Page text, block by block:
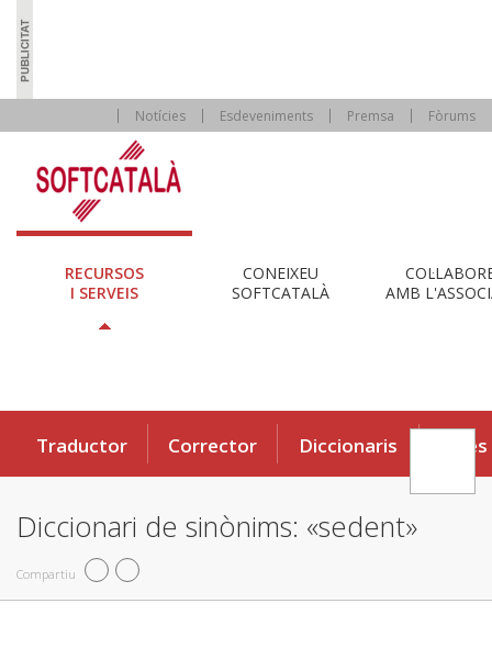
Notícies Esdeveniments Premsa Fòrums
RECURSOS
I SERVEIS
CONEIXEU
SOFTCATALÀ
AMB
Traductor Corrector Diccionaris Eines
Diccionari de sinònims: «sedent»
Compartiu